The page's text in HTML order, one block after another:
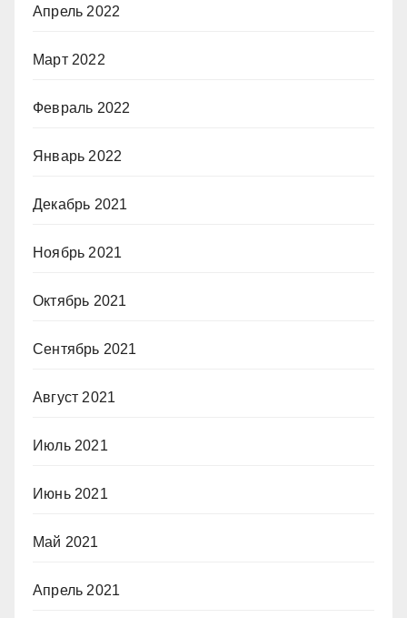
Апрель 2022
Март 2022
Февраль 2022
Январь 2022
Декабрь 2021
Ноябрь 2021
Октябрь 2021
Сентябрь 2021
Август 2021
Июль 2021
Июнь 2021
Май 2021
Апрель 2021